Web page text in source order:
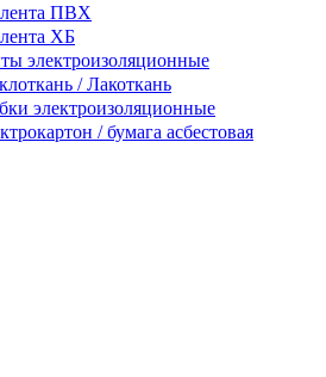
ПВХ
ХБ
электроизоляционные
/ Лакоткань
электроизоляционные
/ бумага асбестовая